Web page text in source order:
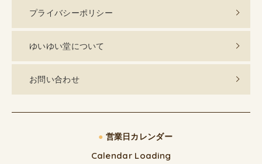
プライバシーポリシー
ゆいゆい堂について
お問い合わせ
● 営業日カレンダー
Calendar Loading